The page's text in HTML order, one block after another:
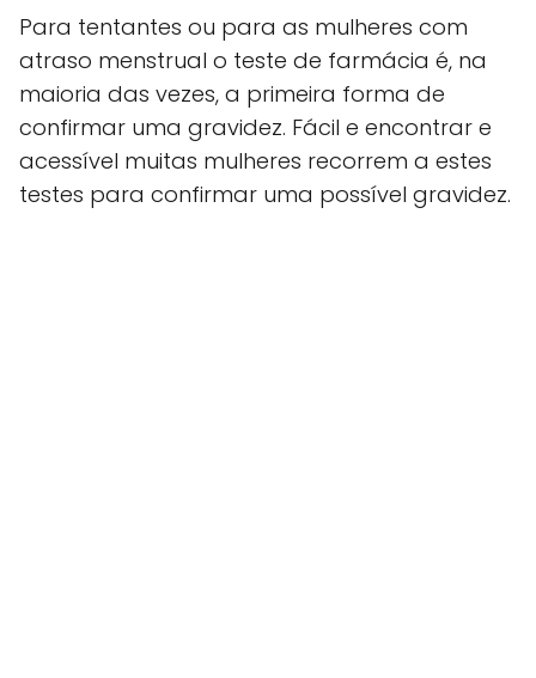
Para tentantes ou para as mulheres com
atraso menstrual o teste de farmácia é, na
maioria das vezes, a primeira forma de
confirmar uma gravidez. Fácil e encontrar e
acessível muitas mulheres recorrem a estes
testes para confirmar uma possível gravidez.